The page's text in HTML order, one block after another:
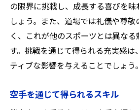
の限界に挑戦し、成長する喜びを
しょう。また、道場では礼儀や尊
く、これが他のスポーツとは異な
す。挑戦を通じて得られる充実感
ティブな影響を与えることでしょう。
空手を通じて得られるスキル